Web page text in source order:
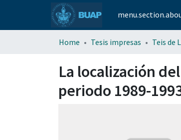
Home Tesis impresas Teis de
La localización
periodo 1989-